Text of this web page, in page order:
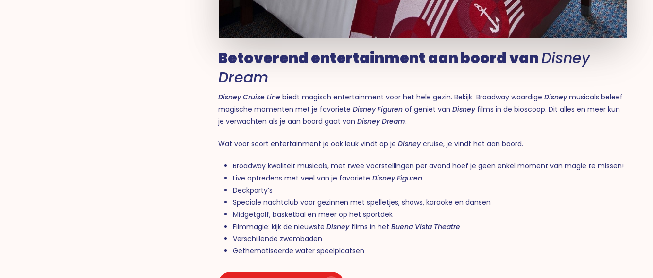
Betoverend entertainment aan boord vanDisney
Dream
Disney Cruise Line biedt magisch entertainment voor het hele gezin. Bekijk Broadway waardigeDisneymusicals beleef
magische momenten met je favorieteDisney Figuren of geniet vanDisneyfilms in de bioscoop. Dit alles en meer kun
je verwachten als je aan boord gaat vanDisney Dream.
Wat voor soort entertainment je ook leuk vindt op jeDisneycruise, je vindt het aan boord.
Broadway kwaliteit musicals, met twee voorstellingen per avond hoef je geen enkel moment van magie te missen!
Live optredens met veel van je favorieteDisney Figuren
Deckparty’s
Speciale nachtclub voor gezinnen met spelletjes, shows, karaoke en dansen
Midgetgolf, basketbal en meer op het sportdek
Filmmagie: kijk de nieuwsteDisneyflims in hetBuena Vista Theatre
Verschillende zwembaden
Gethematiseerde water speelplaatsen